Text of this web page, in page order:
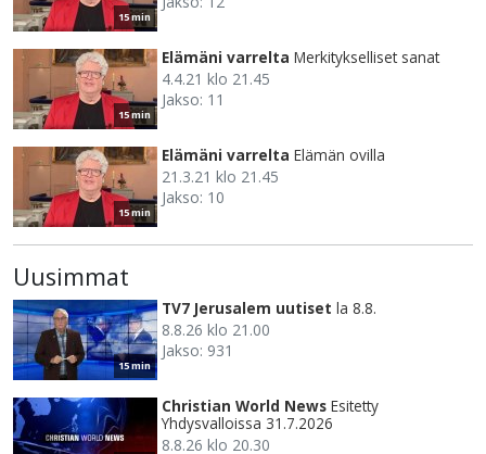
15 min
15 min
Elämäni varrelta Merkitykselliset sanat
4.4.21 klo 21.45
Jakso: 11
15 min
Elämäni varrelta Elämän ovilla
21.3.21 klo 21.45
Jakso: 10
Uusimmat
15 min
TV7 Jerusalem uutiset la 8.8.
8.8.26 klo 21.00
Jakso: 931
Christian World News Esitetty
Yhdysvalloissa 31.7.2026
8.8.26 klo 20.30